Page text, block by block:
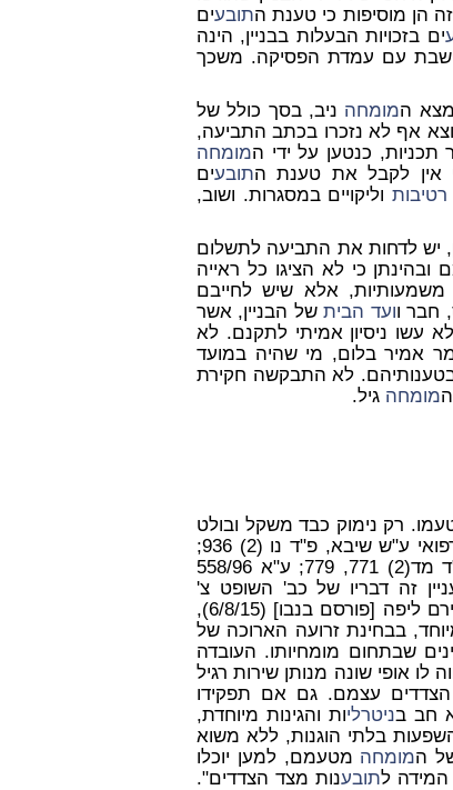
תובעים
ים בזכויות הבעלות בבניין, הינה
עם עמדת הפסיקה. משכך
מצא המומחה ניב, בסך כולל של
אף לא נזכרו בכתב התביעה,
תכניות, כנטען על ידי המומחה
אין לקבל את טענת התובעים
רטיבות וליקויים במסגרות. ושוב,
יש לדחות את התביעה לתשלום
כי לא הציגו כל ראייה
אלא שיש לחייבם
חבר וועד הביתשל הבניין, אשר
עשו ניסיון אמיתי לתקנם. לא
אמיר בלום, מי שהיה במועד
בטענותיהם. לא התבקשה חקירת
מומחה גיל.
רק נימוק כבד משקל ובולט
לעין יצדיק את דחיית קביעותיו (ע"א 3056/99 שטרן נ' המרכז הרפואי ע"ש שיבא, פ"ד נו (2) 936;
ע"א 821/88 א. לוי קבלני בנין בע"מ נ' שמי את סמי חמוד, פ"ד מד(2) 771, 779; ע"א 558/96
פ"ד נב(4) 563, 569). יפים לעניין זה דבריו של כב' השופט צ'
זילברטל ברע"א 1992/15 מ.ע.ג.ן ייעוץ וניהול נכסים בע"מ נ' אלירם ליפה [פורסם בנבו] (6/8/15),
בבחינת זרועה הארוכה של
שבתחום מומחיותו. העובדה
לו אופי שונה מנותן שירות רגיל
עצמם. גם אם תפקידו
חב בניטרליות והגינות מיוחדת,
בלתי הוגנות, ללא משוא
המומחה מטעמם, למען יוכלו
לתובענות מצד הצדדים".